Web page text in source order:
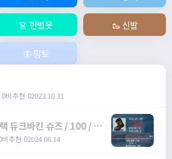
👗 한벌옷 🥾 신발
🦋 망토
0비추천 02023.10.31
듀크바킨 슈즈 / 100 / 힘 7
픈카톡
비추천 02024.06.14